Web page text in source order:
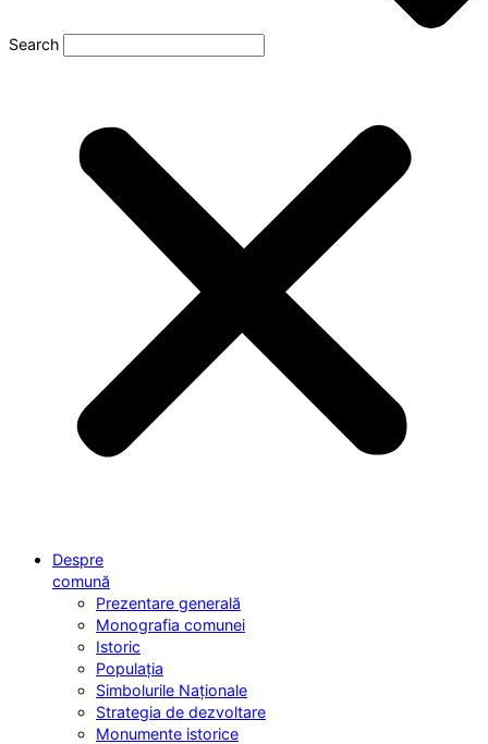
Search
Despre
comună
Prezentare generală
Monografia comunei
Istoric
Populația
Simbolurile Naționale
Strategia de dezvoltare
Monumente istorice